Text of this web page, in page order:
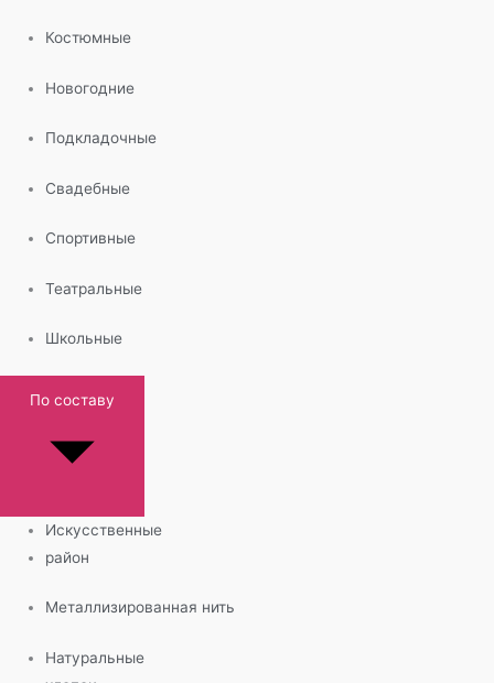
Костюмные
Новогодние
Подкладочные
Свадебные
Спортивные
Театральные
Школьные
По составу
Искусственные
район
Металлизированная нить
Натуральные